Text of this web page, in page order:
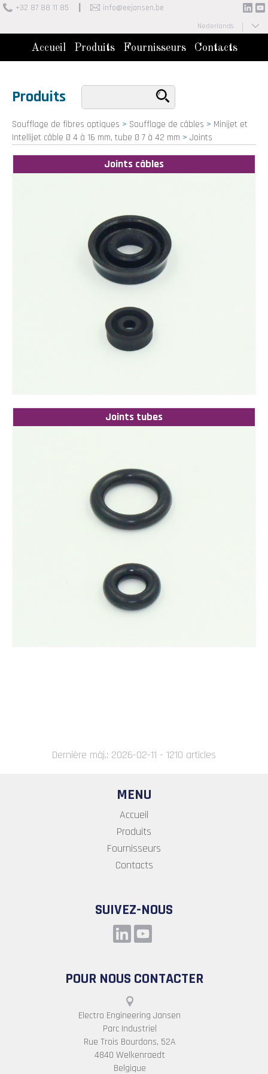
+32 87 88 11 85 info@eejansen.be
Nederlands
Français
Accueil Produits Fournisseurs Contacts
Produits
Soufflage de fibres optiques > Soufflage de câbles > Minijet et
Intellijet câble Ø 4 à 16 mm, tube Ø 7 à 42 mm > Joints
Joints câbles
Joints tubes
Dernière màj.: 2026-02-11 - 1210 articles
MENU
Accueil
Produits
Fournisseurs
Contacts
SUIVEZ-NOUS
POUR NOUS CONTACTER
Electro Engineering Jansen
Parc Industriel
Rue Trois Bourdons, 52A
4840 Welkenraedt
Belgique